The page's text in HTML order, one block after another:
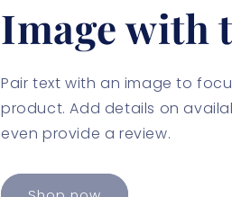
Image with
Pair text with an image to
product. Add details on
even provide a review.